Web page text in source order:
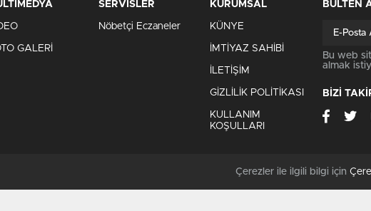
GALERİ
SERVİSLER
Nöbetçi Eczaneler
KURUMSAL
KÜNYE
İMTİYAZ SAHİBİ
İLETİŞİM
GİZLİLİK POLİTİKASI
KULLANIM
KOŞULLARI
BÜLTEN
Bu web
almak
BİZİ
Çerezler ile ilgili bilgi için